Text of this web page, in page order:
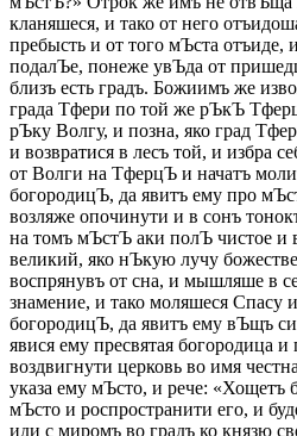
кланяшеся, и тако от него
пребысть и от того мЪста отъиде,
подалЪе, понеже увЪда от
близъ есть градъ. Божиимъ же
града Тфери по той же рЪкЪ
рЪку Волгу, и позна, яко град
и возвратися в лесъ той, и избра
от Волги на ТферцЪ и начатъ
богородицЪ, да явитъ ему про
возляже опочинути и в сонъ
на томъ мЪстЪ аки полЪ чистое и
великий, яко нЪкую лучу
воспрянувъ от сна, и мышляше в
знамение, и тако моляшеся Спасу
богородицЪ, да явитъ ему вЪщъ
явися ему пресвятая богородица
воздвигнути церковь во имя
указа ему мЪсто, и рече: «Хощетъ
мЪсто и роспространити его, и
иди с миромъ во градъ ко князю